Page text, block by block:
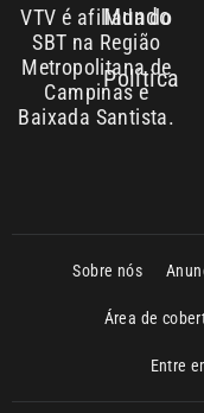
VTV é afiliada do
SBT na Região
Metropolitana de
Campinas e
Baixada Santista.
Mundo
Política
Sobre nós
Área de
Entre